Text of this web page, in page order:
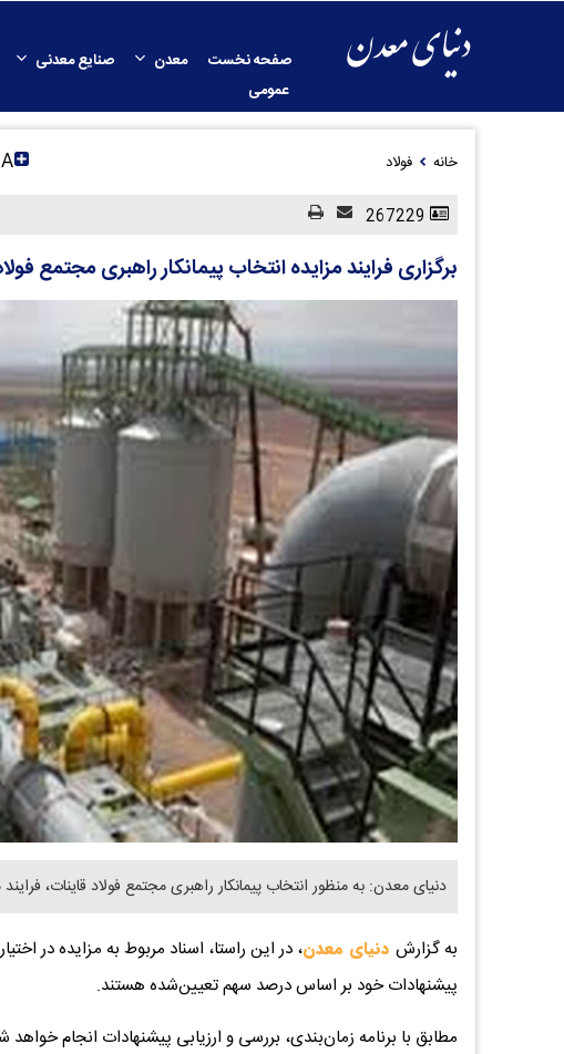
صفحه نخست معدن صنایع معدنی
عمومی
خانه فولاد A
برگزاری فرایند مزایده انتخاب پیمانکار راهبری مجتمع
دنیای معدن: به منظور انتخاب پیمانکار راهبری مجتمع فولاد قاینات،
به گزارش دنیای معدن، در این راستا، اسناد مربوط به مزایده در
پیشنهادات خود بر اساس درصد سهم تعیین‌شده هستند.
مطابق با برنامه زمان‌بندی، بررسی و ارزیابی پیشنهادات انجام